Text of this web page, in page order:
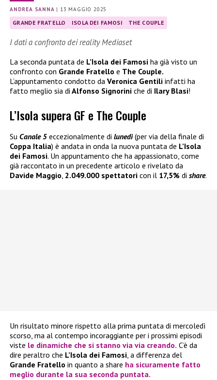
ANDREA SANNA | 13 MAGGIO 2025
GRANDE FRATELLO ISOLA DEI FAMOSI THE COUPLE
I dati a confronto dei reality Mediaset
La seconda puntata de L’Isola dei Famosi ha già visto un
confronto con Grande Fratello e The Couple.
L’appuntamento condotto da Veronica Gentili infatti ha
fatto meglio sia di Alfonso Signorini che di Ilary Blasi!
L’Isola supera GF e The Couple
Su Canale 5 eccezionalmente di lunedì(per via della finale di
Coppa Italia) è andata in onda la nuova puntata de L’Isola
dei Famosi. Un appuntamento che ha appassionato, come
già raccontato in un precedente articolo e rivelato da
Davide Maggio, 2.049.000 spettatori con il 17,5% di share.
Un risultato minore rispetto alla prima puntata di mercoledì
scorso, ma al contempo incoraggiante per i prossimi episodi
viste le dinamiche che si stanno via via creando. C’è da
dire peraltro che L’Isola dei Famosi, a differenza del
Grande Fratello in quanto a share ha sicuramente fatto
meglio durante la sua seconda puntata.